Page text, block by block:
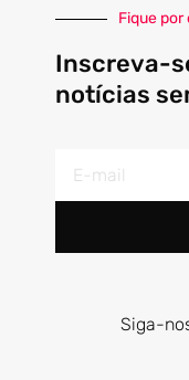
Fique por
Inscreva-
notícias
Siga-